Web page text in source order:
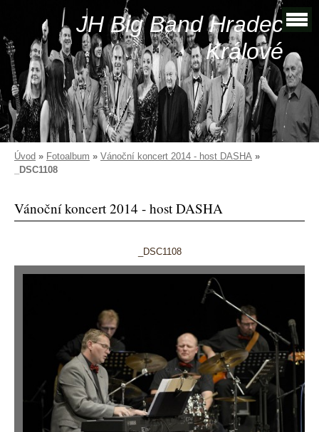
JH Big Band Hradec
Králové
Úvod » Fotoalbum » Vánoční koncert 2014 - host DASHA »
_DSC1108
Vánoční koncert 2014 - host DASHA
_DSC1108